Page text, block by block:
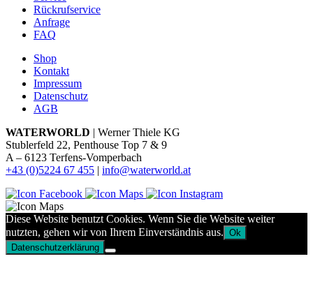
Rückrufservice
Anfrage
FAQ
Shop
Kontakt
Impressum
Datenschutz
AGB
WATERWORLD | Werner Thiele KG
Stublerfeld 22, Penthouse Top 7 & 9
A – 6123 Terfens-Vomperbach
+43 (0)5224 67 455 | info@waterworld.at
Diese Website benutzt Cookies. Wenn Sie die Website weiter
nutzten, gehen wir von Ihrem Einverständnis aus. Ok
Datenschutzerklärung